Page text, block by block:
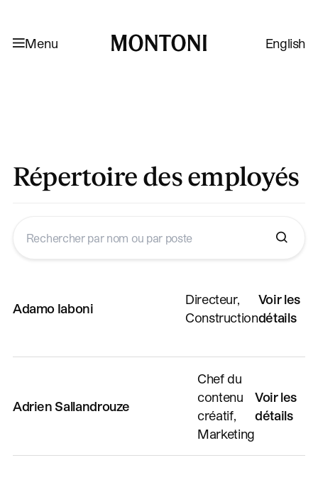
Menu English
Répertoire des employés
Adamo Iaboni
Directeur,
Construction
Voir les
détails
Adrien Sallandrouze
Chef du
contenu
créatif,
Marketing
Voir les
détails